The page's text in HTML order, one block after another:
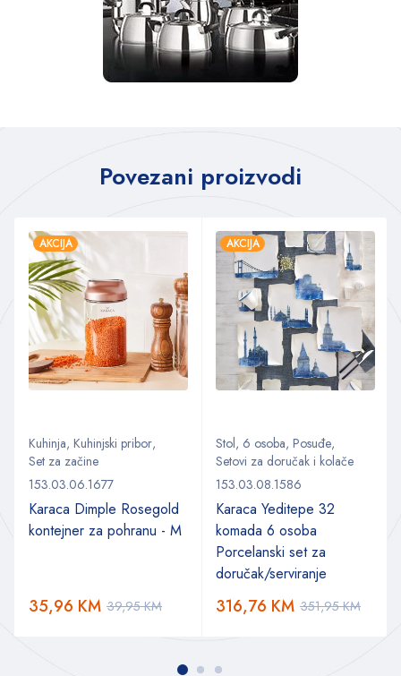
Povezani proizvodi
AKCIJA
Kuhinja, Kuhinjski pribor,
Set za začine
153.03.06.1677
Karaca Dimple Rosegold
kontejner za pohranu - M
39,95KM
35,96 KM
AKCIJA
Stol, 6 osoba, Posuđe,
Setovi za doručak i kolače
153.03.08.1586
Karaca Yeditepe 32
komada 6 osoba
Porcelanski set za
doručak/serviranje
351,95KM
316,76 KM